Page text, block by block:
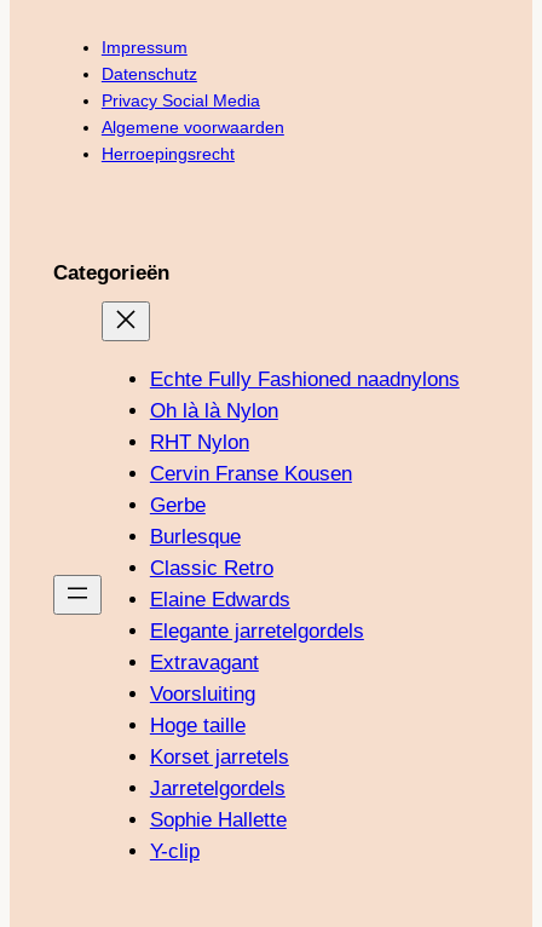
Impressum
Datenschutz
Privacy Social Media
Algemene voorwaarden
Herroepingsrecht
Categorieën
Echte Fully Fashioned naadnylons
Oh là là Nylon
RHT Nylon
Cervin Franse Kousen
Gerbe
Burlesque
Classic Retro
Elaine Edwards
Elegante jarretelgordels
Extravagant
Voorsluiting
Hoge taille
Korset jarretels
Jarretelgordels
Sophie Hallette
Y-clip